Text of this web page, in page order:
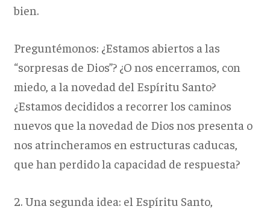
bien.
Preguntémonos: ¿Estamos abiertos a las
“sorpresas de Dios”? ¿O nos encerramos, con
miedo, a la novedad del Espíritu Santo?
¿Estamos decididos a recorrer los caminos
nuevos que la novedad de Dios nos presenta o
nos atrincheramos en estructuras caducas,
que han perdido la capacidad de respuesta?
2. Una segunda idea: el Espíritu Santo,